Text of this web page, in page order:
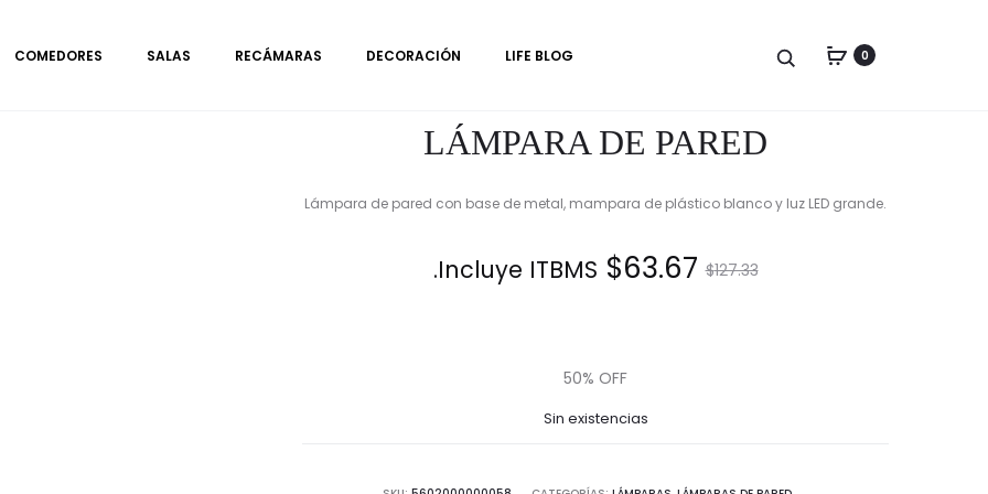
COMEDORES SALAS RECÁMARAS DECORACIÓN LIFE BLOG 0
LÁMPARA DE PARED
Lámpara de pared con base de metal, mampara de plástico blanco y luz LED grande.
$127.33
El
original
$63.67
El
actual
Incluye ITBMS.
50% OFF
Sin existencias